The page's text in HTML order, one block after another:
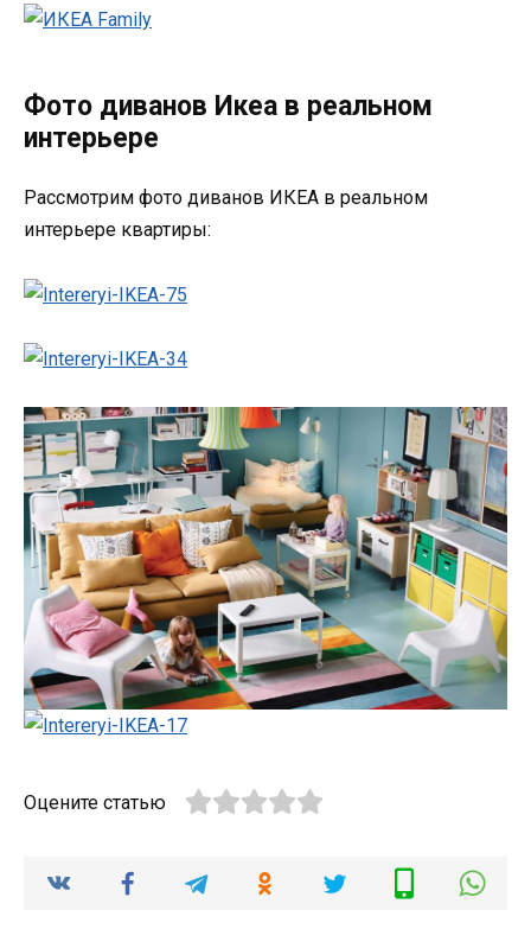
Фото диванов Икеа в реальном
интерьере
Рассмотрим фото диванов ИКЕА в реальном
интерьере квартиры:
Оцените статью